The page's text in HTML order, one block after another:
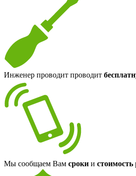
Инженер проводит проводит
Мы сообщаем Вам сроки и стоимость